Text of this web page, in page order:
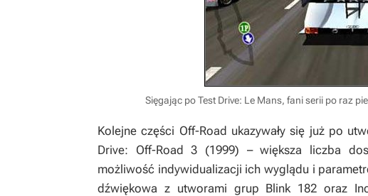
Sięgając po Test Drive: Le Mans, fani serii po raz
Kolejne części Off-Road ukazywały się już po
Drive: Off-Road 3 (1999) – większa liczba
możliwość indywidualizacji ich wyglądu i
dźwiękowa z utworami grup Blink 182 oraz